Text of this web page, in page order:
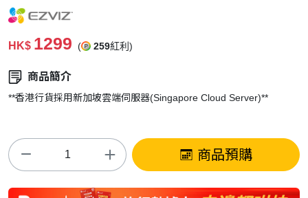
HK$ 1299 ( 259紅利)
商品簡介
**香港行貨採用新加坡雲端伺服器(Singapore Cloud Server)**
商品預購